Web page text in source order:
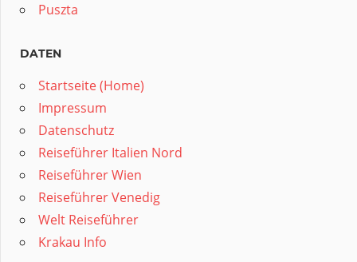
Puszta
DATEN
Startseite (Home)
Impressum
Datenschutz
Reiseführer Italien Nord
Reiseführer Wien
Reiseführer Venedig
Welt Reiseführer
Krakau Info